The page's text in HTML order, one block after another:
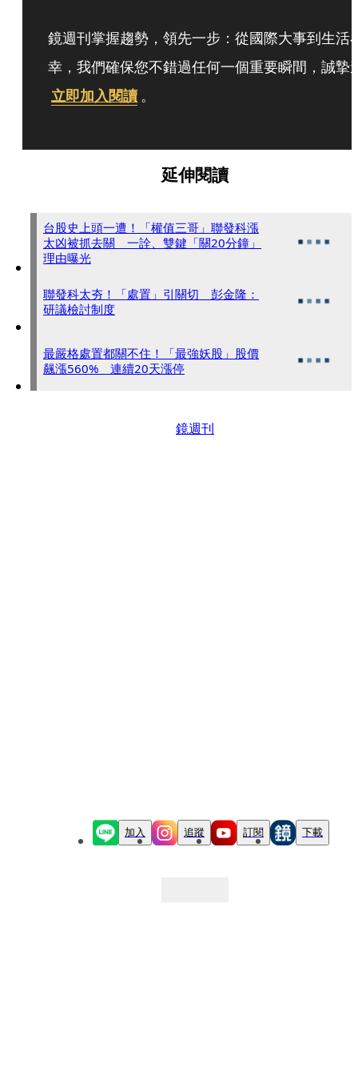
鏡週刊掌握趨勢，領先一步：從國際大事到生活
幸，我們確保您不錯過任何一個重要瞬間，誠摯
立即加入閱讀 。
延伸閱讀
台股史上頭一遭！「權值三哥」聯發科漲
太凶被抓去關 一詮、雙鍵「關20分鐘」
理由曝光
聯發科太夯！「處置」引關切 彭金隆：
研議檢討制度
最嚴格處置都關不住！「最強妖股」股價
飆漲560% 連續20天漲停
鏡週刊
加入 追蹤 訂閱 下載